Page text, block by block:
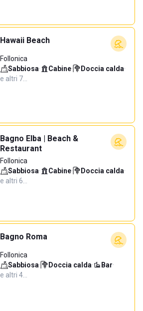
Hawaii Beach
Follonica
Sabbiosa· Cabine· Doccia calda·
e altri 7…
Bagno Elba | Beach &
Restaurant
Follonica
Sabbiosa· Cabine· Doccia calda·
e altri 6…
Bagno Roma
Follonica
Sabbiosa· Doccia calda· Bar·
e altri 4…